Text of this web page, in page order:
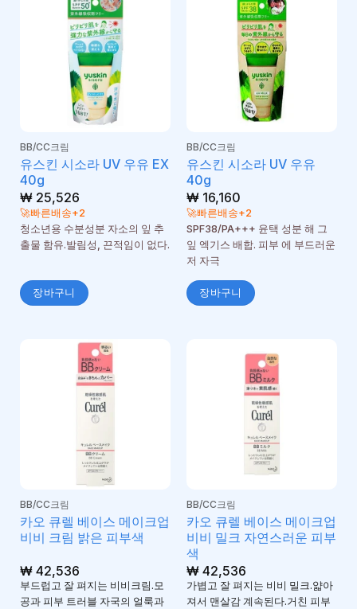
BB/CC크림
유스킨 시소라 UV 우유 EX
40g
₩25,526
🚀빠른배송+2
청소년용 수분성분 자소의 잎 추
출물 함유.발림성, 끈적임이 없다.
장바구니
BB/CC크림
유스킨 시소라 UV 우유
40g
₩16,160
🚀빠른배송+2
SPF38/PA+++ 윤택 성분 해 그
잎 엑기스 배합. 피부 에 부드러운
저 자극
장바구니
BB/CC크림
카오 큐렐 베이스 메이크업
비비 크림 밝은 피부색
₩42,536
부드럽고 잘 펴지는 비비크림.모
공과 피부 트러블 자국의 얼룩과
BB/CC크림
카오 큐렐 베이스 메이크업
비비 밀크 자연스러운 피부
색
₩42,536
가볍고 잘 펴지는 비비 밀크.얇아
져서 맨살감 계속된다.거친 피부